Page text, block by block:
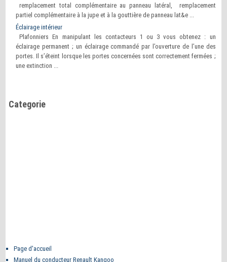
remplacement total complémentaire au panneau latéral, remplacement
partiel complémentaire à la jupe et à la gouttière de panneau lat&e ...
Éclairage intérieur
Plafonniers En manipulant les contacteurs 1 ou 3 vous obtenez : un
éclairage permanent ; un éclairage commandé par l’ouverture de l’une des
portes. Il s’éteint lorsque les portes concernées sont correctement fermées ;
une extinction ...
Categorie
Page d'accueil
Manuel du conducteur Renault Kangoo